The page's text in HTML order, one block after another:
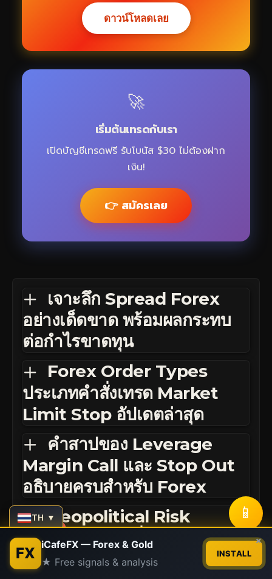
ดาวน์โหลดเลย
🚀
เริ่มต้นเทรดกับเรา
เปิดบัญชีเทรดฟรี รับโบนัส $30 ไม่ต้องฝาก
เงิน!
👉 สมัครเลย
เจาะลึก Spread Forex
อย่างเด็ดขาด พร้อมผลกระทบ
ต่อกำไรขาดทุน
Forex Order Types
ประเภทคำสั่งเทรด Market
Limit Stop อัปเดตล่าสุด
คำสาปของ Leverage
Margin Call และ Stop Out
อธิบายครบสำหรับ Forex
Geopolitical Risk
วิเคราะห์ความเสี่ยงภูมิรัฐศาสตร์
Forex แบบลึก
TH ▼ 📱
FX iCafeFX — Forex & Gold
★ Free signals & analysis
INSTALL
×
Contact us
Open